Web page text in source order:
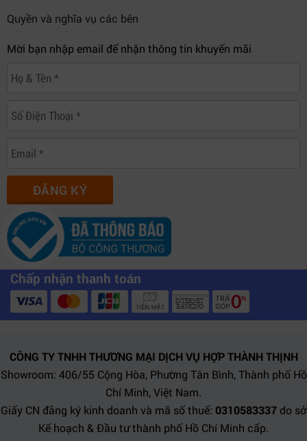
Quyền và nghĩa vụ các bên
Mời bạn nhập email để nhận thông tin khuyến mãi
ĐĂNG KÝ
Chấp nhận thanh toán
CÔNG TY TNHH THƯƠNG MẠI DỊCH VỤ HỢP THÀNH THỊNH
Showroom: 406/55 Cộng Hòa, Phường Tân Bình, Thành phố Hồ
Chí Minh, Việt Nam.
Giấy CN đăng ký kinh doanh và mã số thuế: 0310583337 do sở
Kế hoạch & Đầu tư thành phố Hồ Chí Minh cấp.